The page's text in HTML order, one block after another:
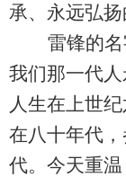
承、永远弘扬
雷锋的
我们那一代
人生在上世
在八十年代
代。 今天重温